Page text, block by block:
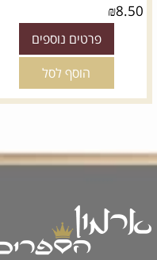
₪8.50
פרטים נוספים
הוסף לסל